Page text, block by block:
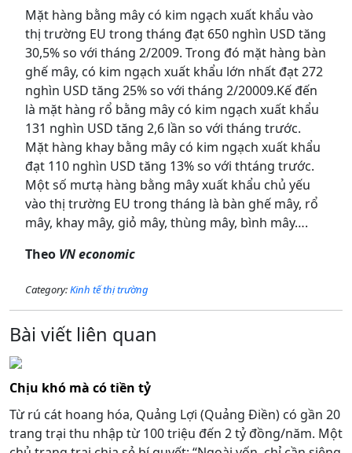
Mặt hàng bằng mây có kim ngạch xuất khẩu vào
thị trường EU trong tháng đạt 650 nghìn USD tăng
30,5% so với tháng 2/2009. Trong đó mặt hàng bàn
ghế mây, có kim ngạch xuất khẩu lớn nhất đạt 272
nghìn USD tăng 25% so với tháng 2/20009.Kế đến
là mặt hàng rổ bằng mây có kim ngạch xuất khẩu
131 nghìn USD tăng 2,6 lần so với tháng trước.
Mặt hàng khay bằng mây có kim ngạch xuất khẩu
đạt 110 nghìn USD tăng 13% so với thtáng trước.
Một số mưtạ hàng bằng mây xuất khẩu chủ yếu
vào thị trường EU trong tháng là bàn ghế mây, rổ
mây, khay mây, giỏ mây, thùng mây, bình mây….
Theo VN economic
Category:Kinh tế thị trường
Bài viết liên quan
Chịu khó mà có tiền tỷ
Từ rú cát hoang hóa, Quảng Lợi (Quảng Điền) có gần 20
trang trại thu nhập từ 100 triệu đến 2 tỷ đồng/năm. Một